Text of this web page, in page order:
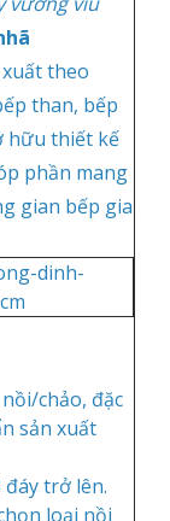
theo
than, bếp
hữu thiết kế
phần mang
gian bếp gia
chảo, đặc
sản xuất
trở lên.
loại nồi